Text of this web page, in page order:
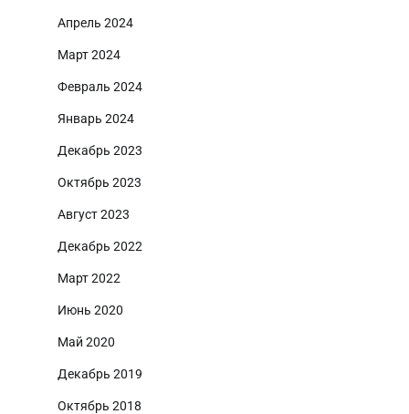
Апрель 2024
Март 2024
Февраль 2024
Январь 2024
Декабрь 2023
Октябрь 2023
Август 2023
Декабрь 2022
Март 2022
Июнь 2020
Май 2020
Декабрь 2019
Октябрь 2018